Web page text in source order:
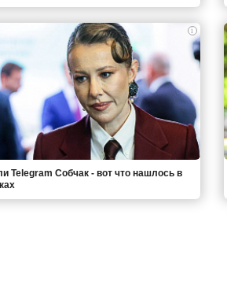
i
Telegram Собчак - вот что нашлось в